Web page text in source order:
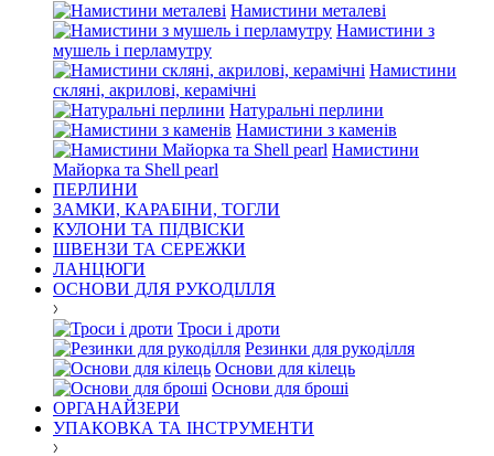
Намистини металеві
Намистини з
мушель і перламутру
Намистини
скляні, акрилові, керамічні
Натуральні перлини
Намистини з каменів
Намистини
Майорка та Shell pearl
ПЕРЛИНИ
ЗАМКИ, КАРАБІНИ, ТОГЛИ
КУЛОНИ ТА ПІДВІСКИ
ШВЕНЗИ ТА СЕРЕЖКИ
ЛАНЦЮГИ
ОСНОВИ ДЛЯ РУКОДІЛЛЯ
Троси і дроти
Резинки для рукоділля
Основи для кілець
Основи для броші
ОРГАНАЙЗЕРИ
УПАКОВКА ТА ІНСТРУМЕНТИ